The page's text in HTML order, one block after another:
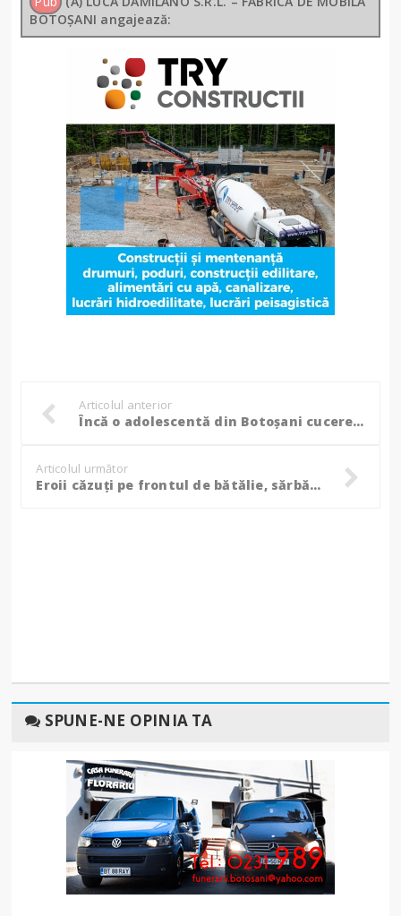
BOTOȘANI angajează:
Articolul anterior
Încă o adolescentă din Botoșani cucerește aurul în Cupa României la Box Feminin! (Foto, Video)
Articolul următor
Eroii căzuți pe frontul de bătălie, sărbătoriți la Botoșani de Înălțarea Domnului! (Foto, Video)
SPUNE-NE OPINIA TA